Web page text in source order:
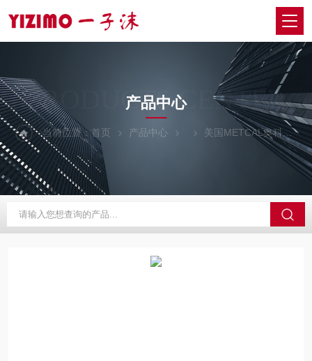
PRODUCTS CENTER
产品中心
当前位置：首页 产品中心 美国METCAL奥科